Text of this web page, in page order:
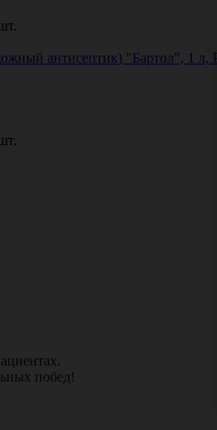
антисептик) "Бартол", 1
побед!